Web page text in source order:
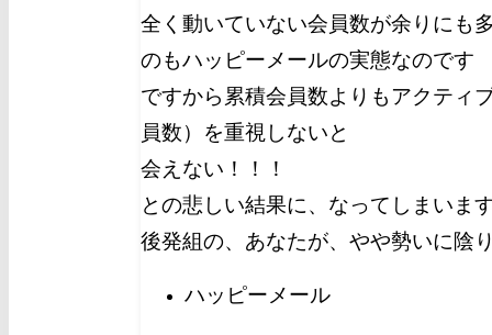
全く動いていない会員数が余りにも
のもハッピーメールの実態なのです
ですから累積会員数よりもアクティ
員数）を重視しないと
会えない！！！
との悲しい結果に、なってしまいま
後発組の、あなたが、やや勢いに陰
ハッピーメール